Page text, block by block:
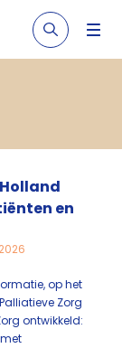
en
op het
Zorg
ontwikkeld: